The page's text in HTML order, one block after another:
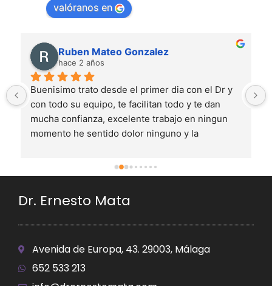
valóranos en
Ruben Mateo Gonzalez
hace 2 años
Buenisimo trato desde el primer dia con el Dr y
con todo su equipo, te facilitan todo y te dan
mucha confianza, excelente trabajo en ningun
momento he sentido dolor ninguno y la
contento con el resultado es mejor de lo que
esperaba
Dr. Ernesto Mata
Avenida de Europa, 43. 29003, Málaga
652 533 213